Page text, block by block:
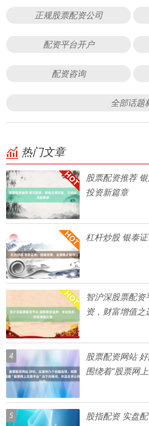
正规股票配资公司
配资平台开户
配资咨询
全部话题
热门文章
股票配资推荐
投资新篇章
杠杆炒股 银泰
智沪深股票配
资，财富增值之
4
股票配资网站
围绕着“股票网
5
股指配资 实盘